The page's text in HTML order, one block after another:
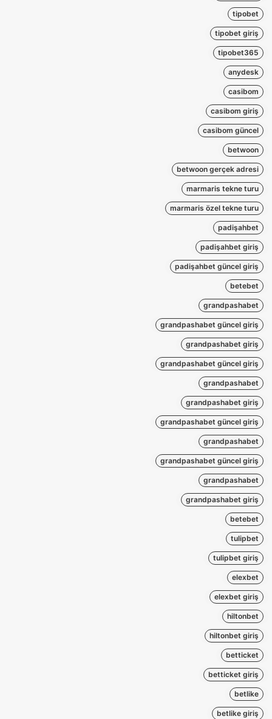
tipobet
tipobet giriş
tipobet365
anydesk
casibom
casibom giriş
casibom güncel
betwoon
betwoon gerçek adresi
marmaris tekne turu
marmaris özel tekne turu
padişahbet
padişahbet giriş
padişahbet güncel giriş
betebet
grandpashabet
grandpashabet güncel giriş
grandpashabet giriş
grandpashabet güncel giriş
grandpashabet
grandpashabet giriş
grandpashabet güncel giriş
grandpashabet
grandpashabet güncel giriş
grandpashabet
grandpashabet giriş
betebet
tulipbet
tulipbet giriş
elexbet
elexbet giriş
hiltonbet
hiltonbet giriş
betticket
betticket giriş
betlike
betlike giriş